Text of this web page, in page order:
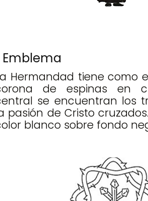
Emblema
Hermandad tiene como
de espinas en
se encuentran los
pasión de Cristo
blanco sobre fondo